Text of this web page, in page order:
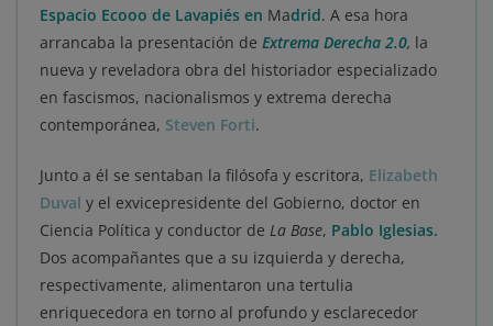
Espacio Ecooo de Lavapiés en Madrid. A esa hora
arrancaba la presentación de Extrema Derecha 2.0, la
nueva y reveladora obra del historiador especializado
en fascismos, nacionalismos y extrema derecha
contemporánea, Steven Forti.
Junto a él se sentaban la filósofa y escritora, Elizabeth
Duval y el exvicepresidente del Gobierno, doctor en
Ciencia Política y conductor de La Base, Pablo Iglesias.
Dos acompañantes que a su izquierda y derecha,
respectivamente, alimentaron una tertulia
enriquecedora en torno al profundo y esclarecedor